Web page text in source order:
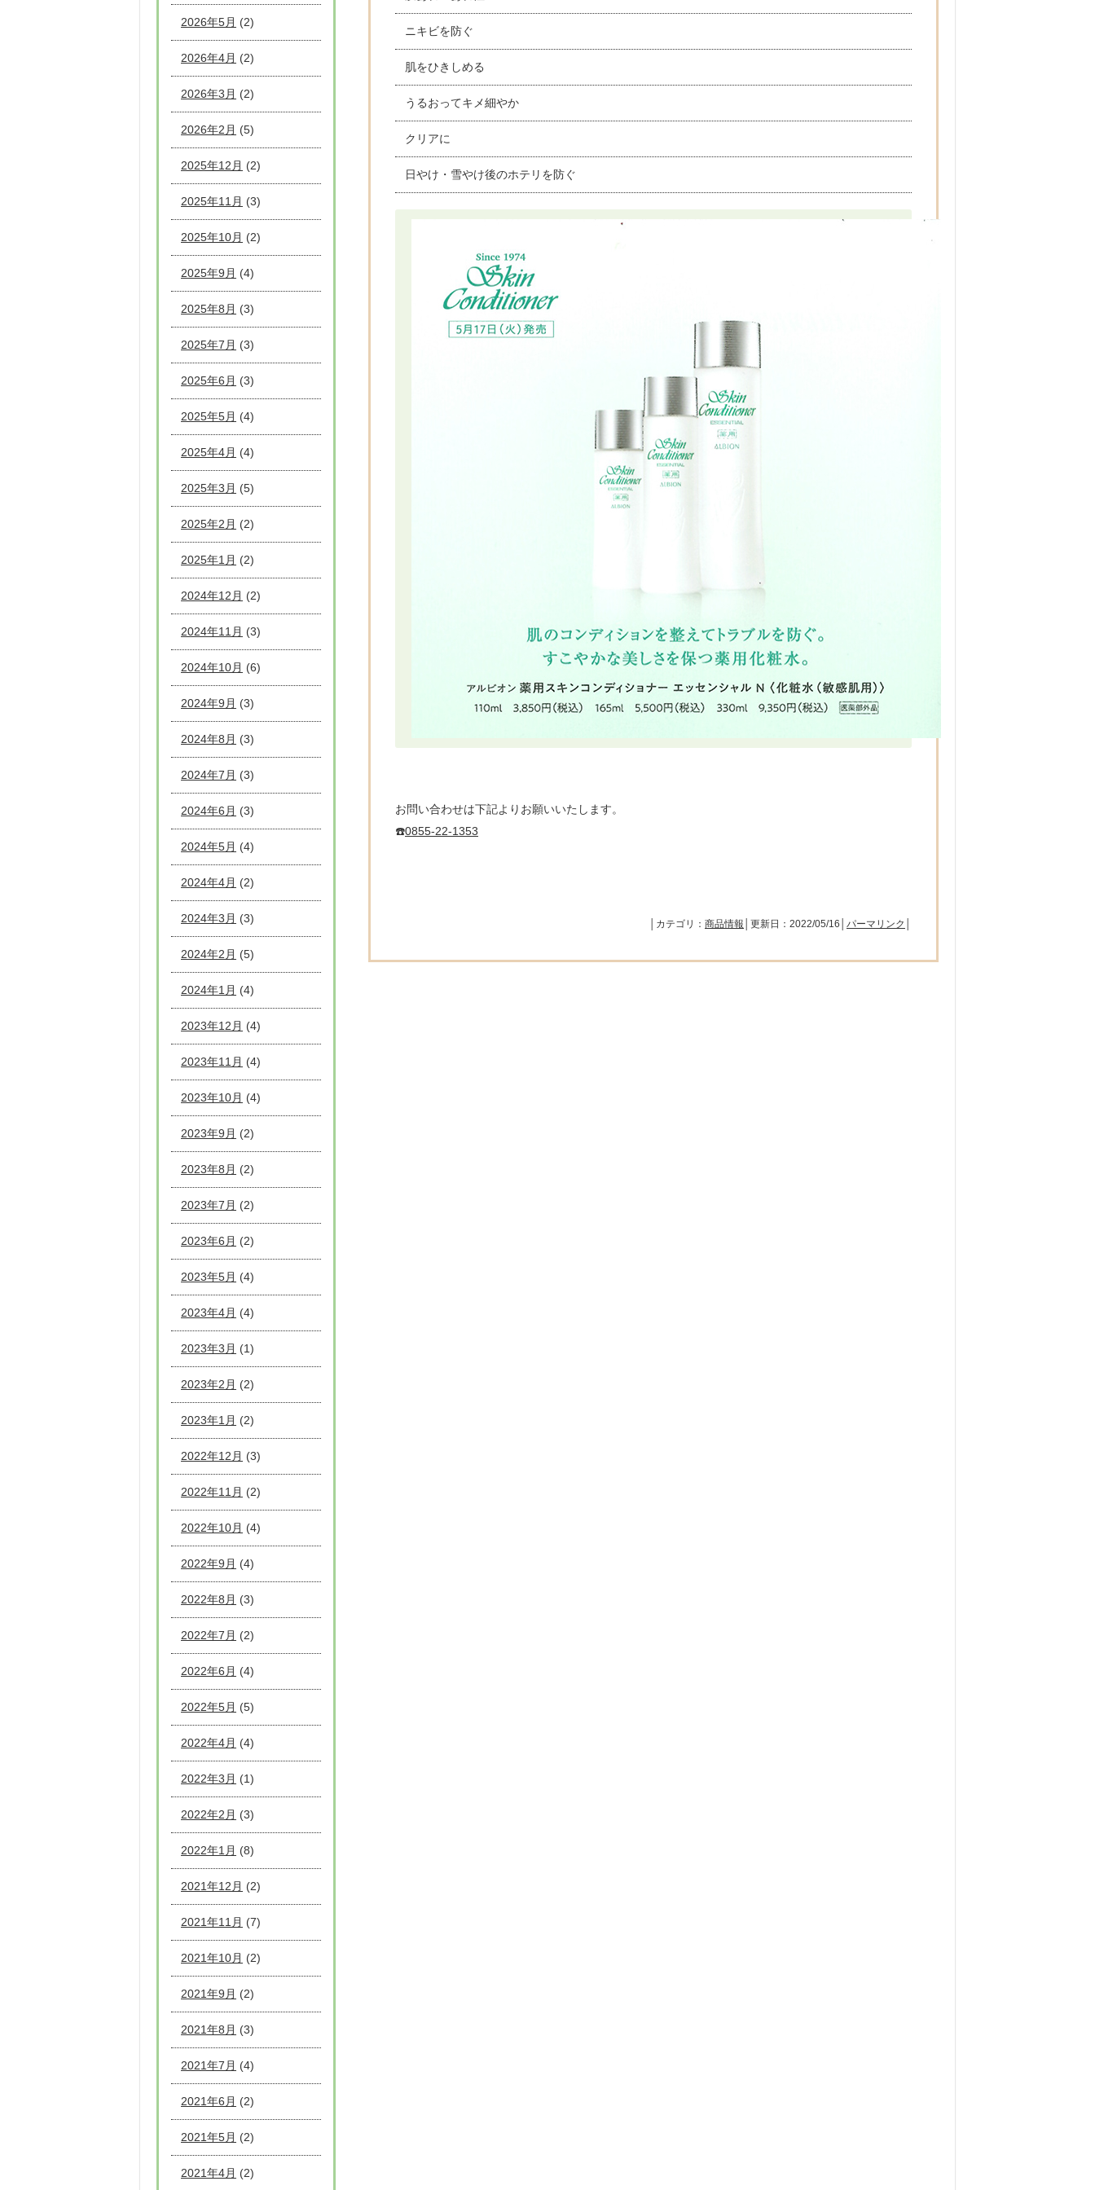
ニキビを防ぐ
肌をひきしめる
うるおってキメ細やか
クリアに
日やけ・雪やけ後のホテリを防ぐ
お問い合わせは下記よりお願いいたします。
☎️0855-22-1353
│カテゴリ： 商品情報 │更新日：2022/05/16│ パーマリンク
2026年5月 (2)
2026年4月 (2)
2026年3月 (2)
2026年2月 (5)
2025年12月 (2)
2025年11月 (3)
2025年10月 (2)
2025年9月 (4)
2025年8月 (3)
2025年7月 (3)
2025年6月 (3)
2025年5月 (4)
2025年4月 (4)
2025年3月 (5)
2025年2月 (2)
2025年1月 (2)
2024年12月 (2)
2024年11月 (3)
2024年10月 (6)
2024年9月 (3)
2024年8月 (3)
2024年7月 (3)
2024年6月 (3)
2024年5月 (4)
2024年4月 (2)
2024年3月 (3)
2024年2月 (5)
2024年1月 (4)
2023年12月 (4)
2023年11月 (4)
2023年10月 (4)
2023年9月 (2)
2023年8月 (2)
2023年7月 (2)
2023年6月 (2)
2023年5月 (4)
2023年4月 (4)
2023年3月 (1)
2023年2月 (2)
2023年1月 (2)
2022年12月 (3)
2022年11月 (2)
2022年10月 (4)
2022年9月 (4)
2022年8月 (3)
2022年7月 (2)
2022年6月 (4)
2022年5月 (5)
2022年4月 (4)
2022年3月 (1)
2022年2月 (3)
2022年1月 (8)
2021年12月 (2)
2021年11月 (7)
2021年10月 (2)
2021年9月 (2)
2021年8月 (3)
2021年7月 (4)
2021年6月 (2)
2021年5月 (2)
2021年4月 (2)